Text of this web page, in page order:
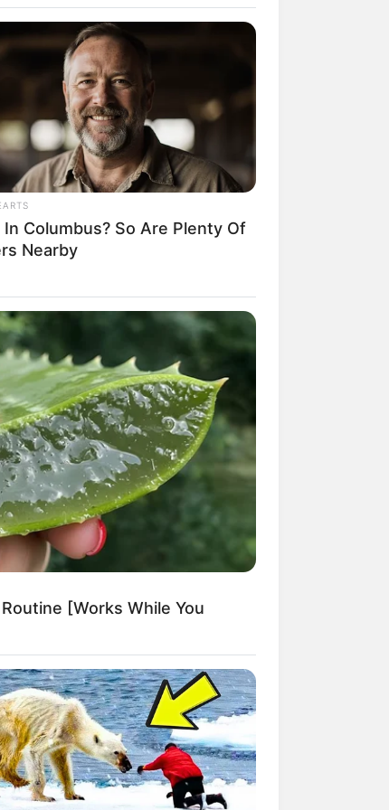
kann das passende freie
gefunden werden. Als
auf dem Stadtplan bzw.
Wir übernehmen sowohl für die
In Columbus? So Are Plenty Of
Nearby
[Works While You